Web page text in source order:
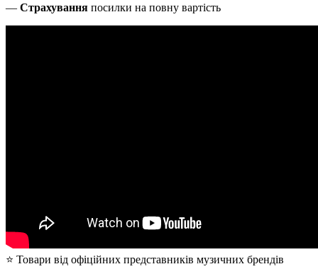
— Страхування посилки на повну вартість
⭐️ Товари від офіційних представників музичних брендів